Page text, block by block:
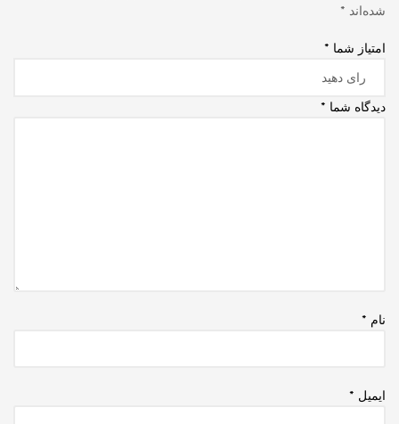
شده‌اند *
امتیاز شما *
دیدگاه شما *
نام *
ایمیل *